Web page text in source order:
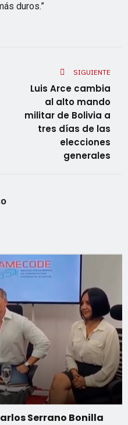
duros.”
SIGUIENTE
Luis Arce cambia
al alto mando
militar de Bolivia a
tres días de las
elecciones
generales
Serrano Bonilla